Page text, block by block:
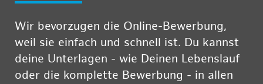
Wir bevorzugen die Online-Bewerbung,
weil sie einfach und schnell ist. Du kannst
deine Unterlagen - wie Deinen Lebenslauf
oder die komplette Bewerbung - in allen